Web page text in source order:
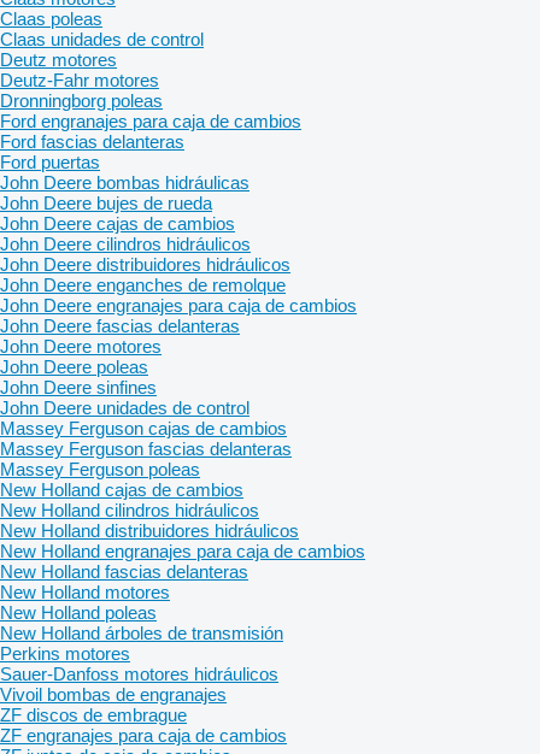
Claas poleas
Claas unidades de control
Deutz motores
Deutz-Fahr motores
Dronningborg poleas
Ford engranajes para caja de cambios
Ford fascias delanteras
Ford puertas
John Deere bombas hidráulicas
John Deere bujes de rueda
John Deere cajas de cambios
John Deere cilindros hidráulicos
John Deere distribuidores hidráulicos
John Deere enganches de remolque
John Deere engranajes para caja de cambios
John Deere fascias delanteras
John Deere motores
John Deere poleas
John Deere sinfines
John Deere unidades de control
Massey Ferguson cajas de cambios
Massey Ferguson fascias delanteras
Massey Ferguson poleas
New Holland cajas de cambios
New Holland cilindros hidráulicos
New Holland distribuidores hidráulicos
New Holland engranajes para caja de cambios
New Holland fascias delanteras
New Holland motores
New Holland poleas
New Holland árboles de transmisión
Perkins motores
Sauer-Danfoss motores hidráulicos
Vivoil bombas de engranajes
ZF discos de embrague
ZF engranajes para caja de cambios